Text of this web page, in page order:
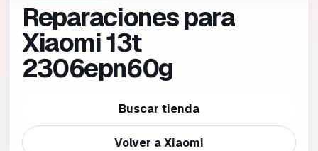
Reparaciones para
Xiaomi 13t
2306epn60g
Buscar tienda
Volver aXiaomi